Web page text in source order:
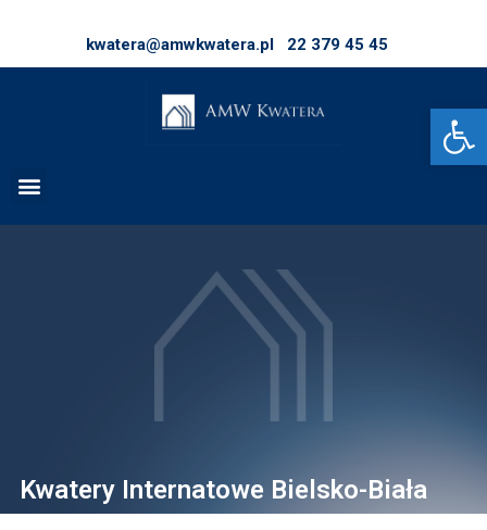
kwatera@amwkwatera.pl 22 379 45 45
Kwatery Internatowe Bielsko-Biała